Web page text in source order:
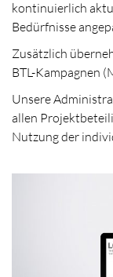
kontinuierlich
Bedürfnisse
Zusätzlich
BTL-Kampagnen
Unsere
allen
Nutzung der